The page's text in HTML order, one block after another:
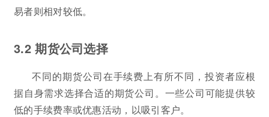
易者则相对较低。
3.2 期货公司选择
不同的期货公司在手续费上有所不同，投资者应根
据自身需求选择合适的期货公司。一些公司可能提供较
低的手续费率或优惠活动，以吸引客户。